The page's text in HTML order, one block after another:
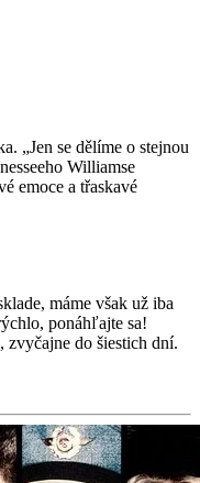
„Jen se dělíme o stejnou
Williamse
emoce a třaskavé
máme však už iba
ponáhľajte sa!
do šiestich dní.